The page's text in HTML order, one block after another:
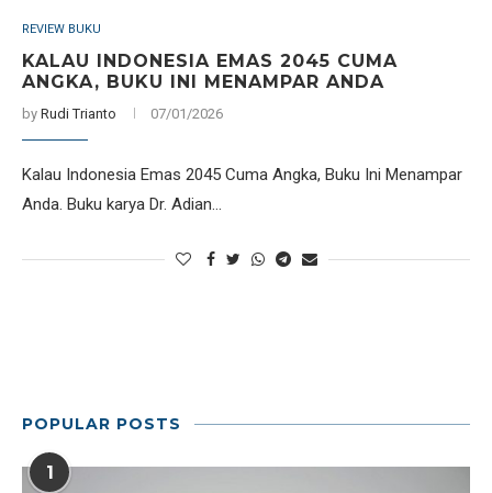
REVIEW BUKU
KALAU INDONESIA EMAS 2045 CUMA
ANGKA, BUKU INI MENAMPAR ANDA
by Rudi Trianto 07/01/2026
Kalau Indonesia Emas 2045 Cuma Angka, Buku Ini Menampar
Anda. Buku karya Dr. Adian…
POPULAR POSTS
1